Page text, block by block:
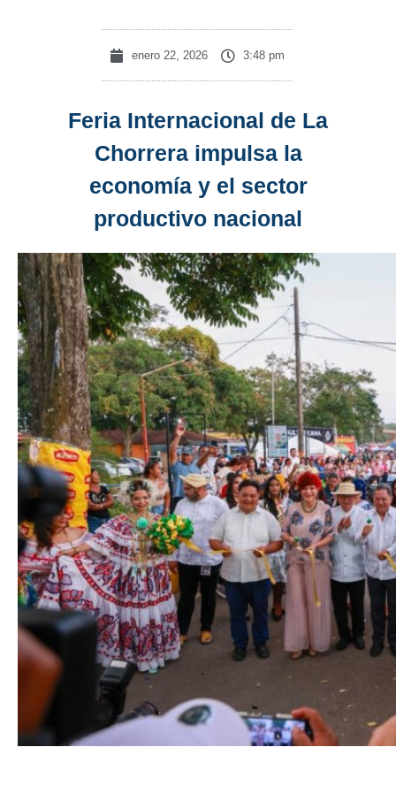
enero 22, 2026 3:48 pm
Feria Internacional de La
Chorrera impulsa la
economía y el sector
productivo nacional